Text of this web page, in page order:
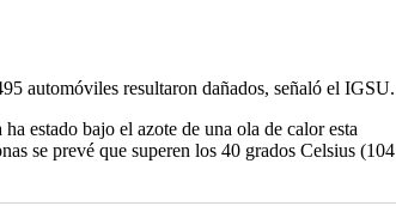
automóviles resultaron dañados, señaló el IGSU.
ha estado bajo el azote de una ola de calor esta
se prevé que superen los 40 grados Celsius (104